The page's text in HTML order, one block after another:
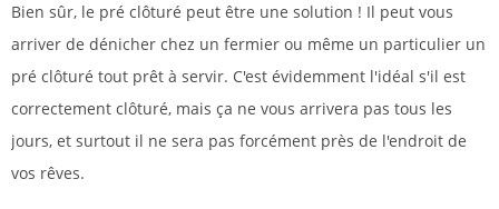
Bien sûr, le pré clôturé peut être une solution ! Il peut vous
arriver de dénicher chez un fermier ou même un particulier un
pré clôturé tout prêt à servir. C'est évidemment l'idéal s'il est
correctement clôturé, mais ça ne vous arrivera pas tous les
jours, et surtout il ne sera pas forcément près de l'endroit de
vos rêves.